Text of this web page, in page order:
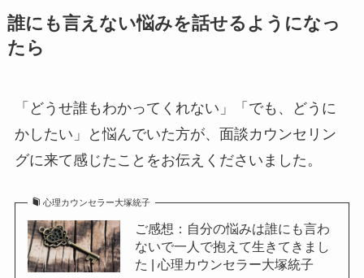
誰にも言えない悩みを話せるようになっ
たら
「どうせ誰もわかってくれない」「でも、どうに
かしたい」と悩んでいた方が、面談カウンセリン
グに来て感じたことをお伝えくださいました。
心理カウンセラー大塚統子
ご感想：自分の悩みは誰にも言わ
ないで一人で抱えて生きてきまし
た | 心理カウンセラー大塚統子